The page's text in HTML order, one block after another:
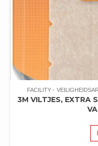
FACILITY
3M VILTJES, EXTRA